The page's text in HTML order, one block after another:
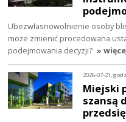
Ubezwłasnowolnienie osoby
może zmienić procedowana
podejmowania decyzji? »
2026-07-21,
Miejski
szansą